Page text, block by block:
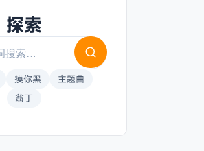
探索
摸你黑
主题曲
翁丁